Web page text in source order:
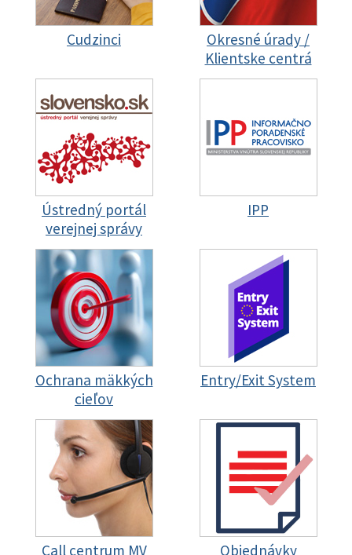
Cudzinci
Okresné úrady /
Klientske centrá
Ústredný portál
verejnej správy
IPP
Ochrana mäkkých
cieľov
Entry/Exit System
Call centrum MV
Objednávky